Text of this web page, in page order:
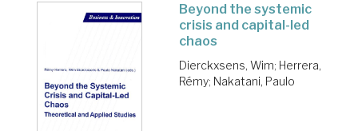
Beyond the systemic
crisis and capital-led
chaos
Dierckxsens, Wim; Herrera,
Rémy; Nakatani, Paulo